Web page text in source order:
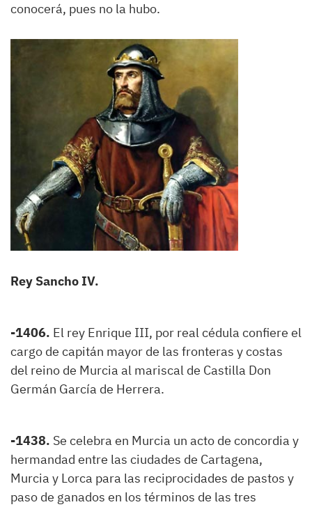
conocerá, pues no la hubo.
Rey Sancho IV.
-1406. El rey Enrique III, por real cédula confiere el
cargo de capitán mayor de las fronteras y costas
del reino de Murcia al mariscal de Castilla Don
Germán García de Herrera.
-1438. Se celebra en Murcia un acto de concordia y
hermandad entre las ciudades de Cartagena,
Murcia y Lorca para las reciprocidades de pastos y
paso de ganados en los términos de las tres